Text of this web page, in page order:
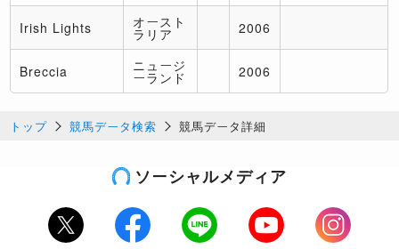
Irish Lights オースト
ラリア 2006
Breccia ニュージ
ーランド 2006
トップ 競馬データ検索 競馬データ詳細
ソーシャルメディア